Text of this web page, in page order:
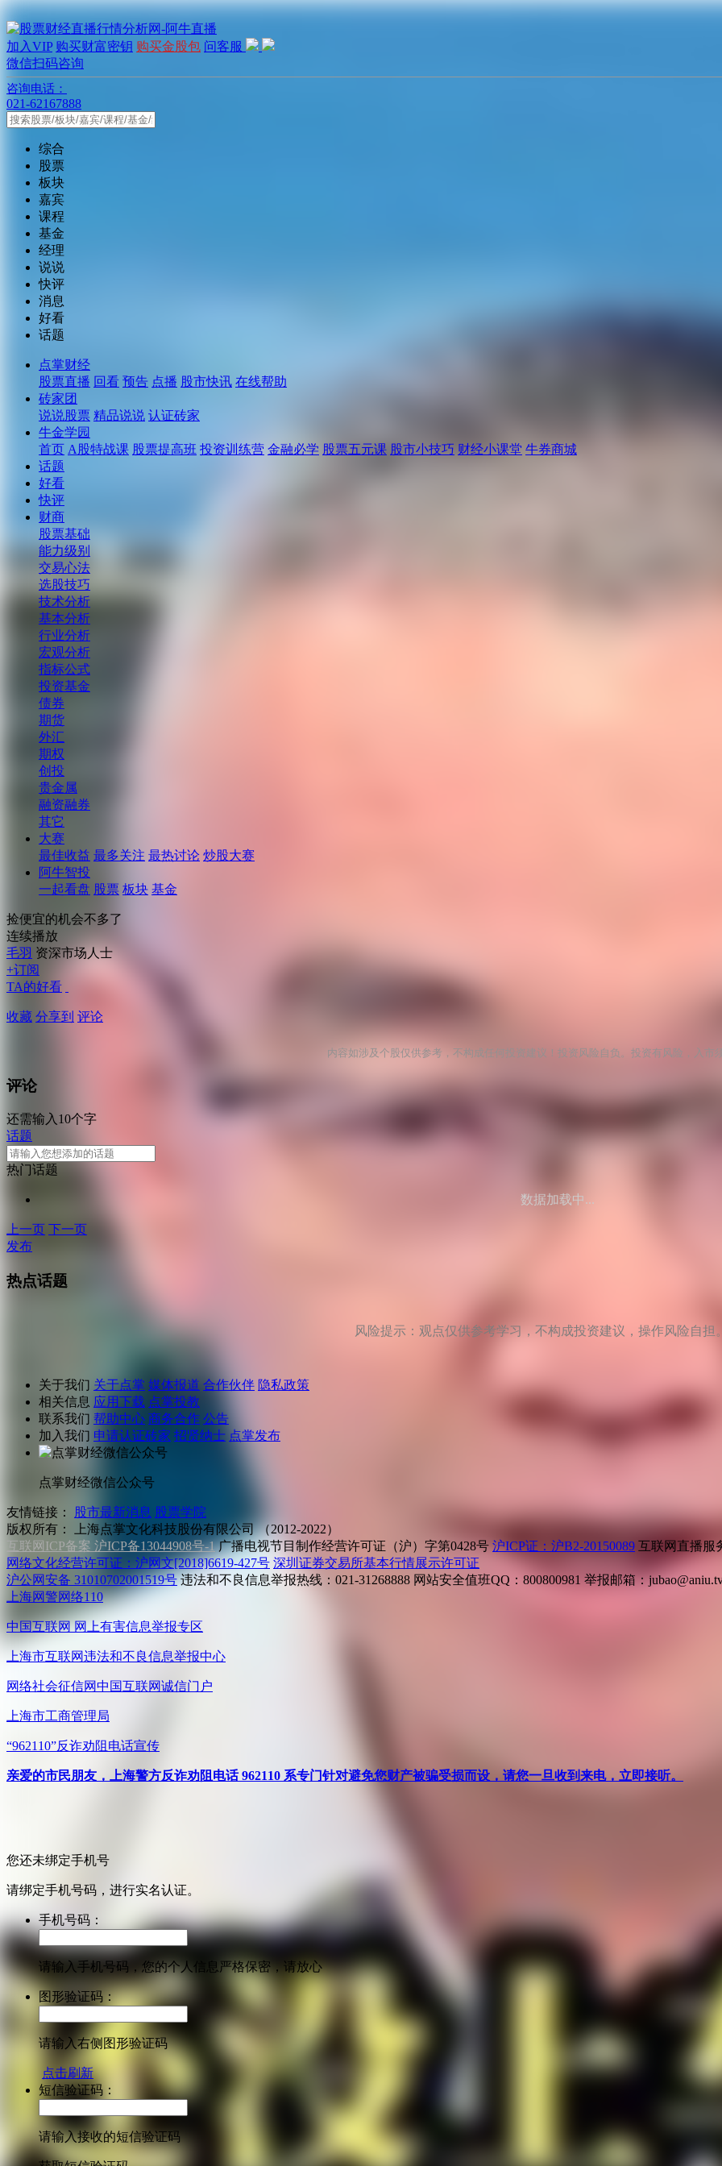
加入VIP 购买财富密钥 购买金股包 问客服
微信扫码咨询
咨询电话：
021-62167888
综合
股票
板块
嘉宾
课程
基金
经理
说说
快评
消息
好看
话题
点掌财经
股票直播 回看 预告 点播 股市快讯 在线帮助
砖家团
说说股票 精品说说 认证砖家
牛金学园
首页 A股特战课 股票提高班 投资训练营 金融必学 股票五元课 股市小技巧 财经小课堂 牛券商城
话题
好看
快评
财商
股票基础
能力级别
交易心法
选股技巧
技术分析
基本分析
行业分析
宏观分析
指标公式
投资基金
债券
期货
外汇
期权
创投
贵金属
融资融券
其它
大赛
最佳收益 最多关注 最热讨论 炒股大赛
阿牛智投
一起看盘 股票 板块 基金
捡便宜的机会不多了
连续播放
毛羽 资深市场人士
+订阅
TA的好看
收藏 分享到 评论
内容如涉及个股仅供参考，不构成任何投资建议！投资风险自负。投资有风险，入市
评论
还需输入10个字
话题
热门话题
数据加载中...
上一页 下一页
发布
热点话题
风险提示：观点仅供参考学习，不构成投资建议，操作风险自担
关于我们 关于点掌 媒体报道 合作伙伴 隐私政策
相关信息 应用下载 点掌投教
联系我们 帮助中心 商务合作 公告
加入我们 申请认证砖家 招贤纳士 点掌发布
点掌财经微信公众号
友情链接： 股市最新消息 股票学院
版权所有：
上海点掌文化科技股份有限公司 （2012-2022）
互联网ICP备案 沪ICP备13044908号-1 广播电视节目制作经营许可证（沪）字第0428号 沪ICP证：沪B2-20150089 互联网直播服
网络文化经营许可证：沪网文[2018]6619-427号 深圳证券交易所基本行情展示许可证
沪公网安备 31010702001519号 违法和不良信息举报热线：021-31268888 网站安全值班QQ：800800981 举报邮箱：
上海网警网络110
中国互联网 网上有害信息举报专区
上海市互联网违法和不良信息举报中心
网络社会征信网中国互联网诚信门户
上海市工商管理局
“962110”反诈劝阻电话宣传
亲爱的市民朋友，上海警方反诈劝阻电话 962110 系专门针对避免您财产被骗受损而设，请您一旦收到来电，立即接听。
您还未绑定手机号
请绑定手机号码，进行实名认证。
手机号码：
请输入手机号码，您的个人信息严格保密，请放心
图形验证码：
请输入右侧图形验证码
点击刷新
短信验证码：
请输入接收的短信验证码